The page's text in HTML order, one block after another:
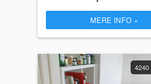
MERE INFO »